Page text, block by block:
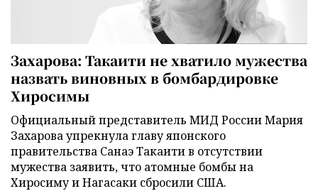
Захарова: Такаити не хватило мужества
назвать виновных в бомбардировке
Хиросимы
Официальный представитель МИД России Мария
Захарова упрекнула главу японского
правительства Санаэ Такаити в отсутствии
мужества заявить, что атомные бомбы на
Хиросиму и Нагасаки сбросили США.